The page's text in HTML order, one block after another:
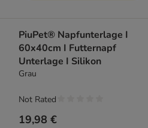
PiuPet® Napfunterlage I
60x40cm I Futternapf
Unterlage I Silikon
Grau
19,98 €
Not Rated